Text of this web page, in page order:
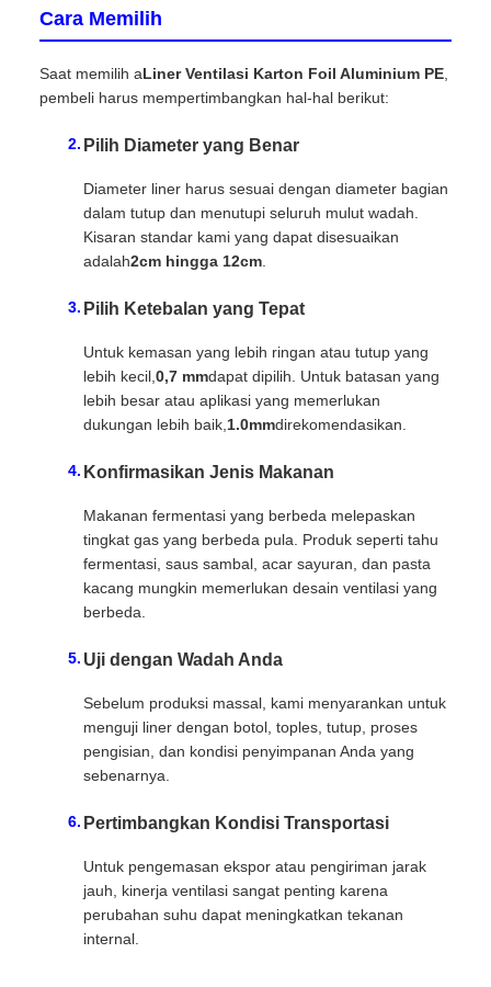
Cara Memilih
Saat memilih aLiner Ventilasi Karton Foil Aluminium PE,
pembeli harus mempertimbangkan hal-hal berikut:
Pilih Diameter yang Benar
Diameter liner harus sesuai dengan diameter bagian
dalam tutup dan menutupi seluruh mulut wadah.
Kisaran standar kami yang dapat disesuaikan
adalah2cm hingga 12cm.
Pilih Ketebalan yang Tepat
Untuk kemasan yang lebih ringan atau tutup yang
lebih kecil,0,7 mmdapat dipilih. Untuk batasan yang
lebih besar atau aplikasi yang memerlukan
dukungan lebih baik,1.0mmdirekomendasikan.
Konfirmasikan Jenis Makanan
Makanan fermentasi yang berbeda melepaskan
tingkat gas yang berbeda pula. Produk seperti tahu
fermentasi, saus sambal, acar sayuran, dan pasta
kacang mungkin memerlukan desain ventilasi yang
berbeda.
Uji dengan Wadah Anda
Sebelum produksi massal, kami menyarankan untuk
menguji liner dengan botol, toples, tutup, proses
pengisian, dan kondisi penyimpanan Anda yang
sebenarnya.
Pertimbangkan Kondisi Transportasi
Untuk pengemasan ekspor atau pengiriman jarak
jauh, kinerja ventilasi sangat penting karena
perubahan suhu dapat meningkatkan tekanan
internal.